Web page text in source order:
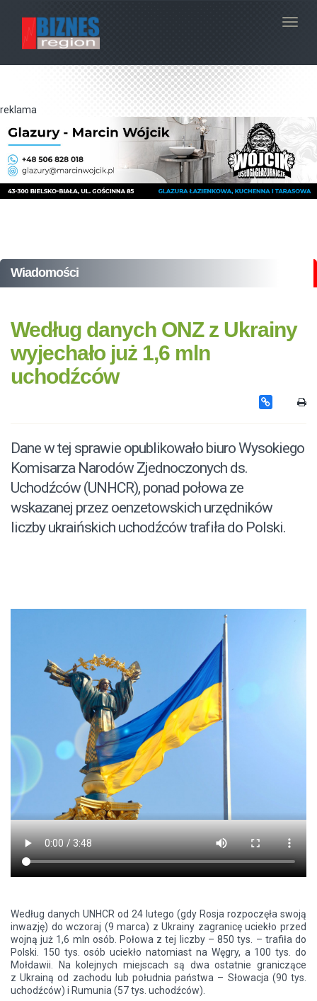
reklama
Wiadomości
Według danych ONZ z Ukrainy
wyjechało już 1,6 mln
uchodźców
Dane w tej sprawie opublikowało biuro Wysokiego
Komisarza Narodów Zjednoczonych ds.
Uchodźców (UNHCR), ponad połowa ze
wskazanej przez oenzetowskich urzędników
liczby ukraińskich uchodźców trafiła do Polski.
Według danych UNHCR od 24 lutego (gdy Rosja rozpoczęła swoją
inwazję) do wczoraj (9 marca) z Ukrainy zagranicę uciekło przed
wojną już 1,6 mln osób. Połowa z tej liczby – 850 tys. – trafiła do
Polski. 150 tys. osób uciekło natomiast na Węgry, a 100 tys. do
Mołdawii. Na kolejnych miejscach są dwa ostatnie graniczące
z Ukrainą od zachodu lub południa państwa – Słowacja (90 tys.
uchodźców) i Rumunia (57 tys. uchodźców).